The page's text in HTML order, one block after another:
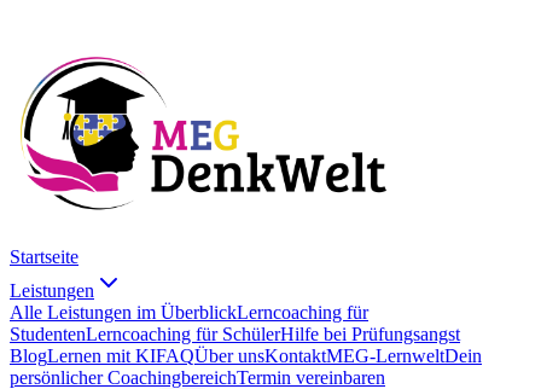
Startseite
Leistungen
Alle Leistungen im ÜberblickLerncoaching für
StudentenLerncoaching für SchülerHilfe bei Prüfungsangst
BlogLernen mit KIFAQÜber unsKontaktMEG-LernweltDein
persönlicher CoachingbereichTermin vereinbaren